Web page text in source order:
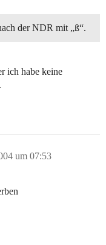
der NDR mit „ß“.
ich habe keine
um 07:53